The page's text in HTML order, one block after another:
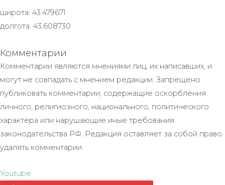
широта: 43.479671
долгота: 43.608730
Комментарии
Комментарии являются мнениями лиц, их написавших, и
могут не совпадать с мнением редакции. Запрещено
публиковать комментарии, содержащие оскорбления
личного, религиозного, национального, политического
характера или нарушающие иные требования
законодательства РФ. Редакция оставляет за собой право
удалять комментарии.
Youtube